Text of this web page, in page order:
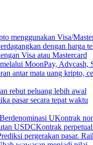
menggunakan Visa/
dengan harga
Visa atau Mastercard
MoonPay, Advcash,
antar mata uang kripto,
rebut peluang lebih awal
pasar secara tepat waktu
UKontrak
USDCKontrak
pergerakan pasar.